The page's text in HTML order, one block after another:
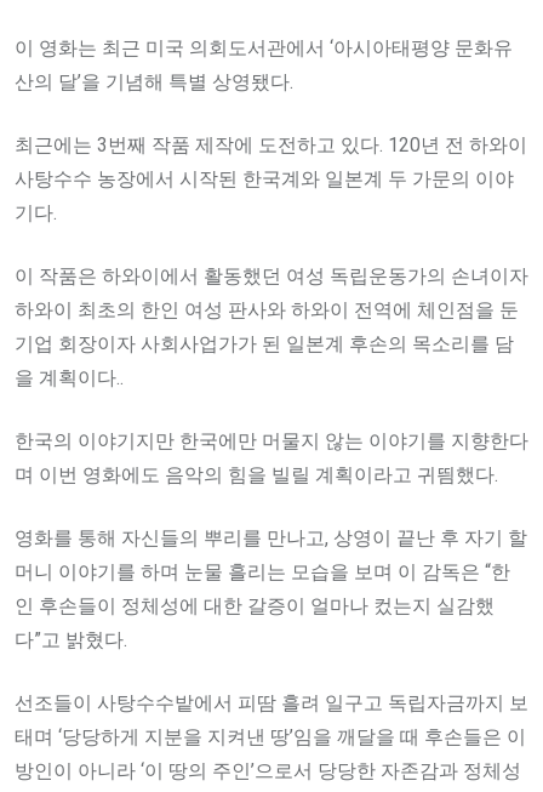
이 영화는 최근 미국 의회도서관에서 ‘아시아태평양 문화유
산의 달’을 기념해 특별 상영됐다.
최근에는 3번째 작품 제작에 도전하고 있다. 120년 전 하와이
사탕수수 농장에서 시작된 한국계와 일본계 두 가문의 이야
기다.
이 작품은 하와이에서 활동했던 여성 독립운동가의 손녀이자
하와이 최초의 한인 여성 판사와 하와이 전역에 체인점을 둔
기업 회장이자 사회사업가가 된 일본계 후손의 목소리를 담
을 계획이다..
한국의 이야기지만 한국에만 머물지 않는 이야기를 지향한다
며 이번 영화에도 음악의 힘을 빌릴 계획이라고 귀띔했다.
영화를 통해 자신들의 뿌리를 만나고, 상영이 끝난 후 자기 할
머니 이야기를 하며 눈물 흘리는 모습을 보며 이 감독은 “한
인 후손들이 정체성에 대한 갈증이 얼마나 컸는지 실감했
다”고 밝혔다.
선조들이 사탕수수밭에서 피땀 흘려 일구고 독립자금까지 보
태며 ‘당당하게 지분을 지켜낸 땅’임을 깨달을 때 후손들은 이
방인이 아니라 ‘이 땅의 주인’으로서 당당한 자존감과 정체성